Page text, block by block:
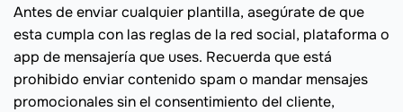
Antes de enviar cualquier plantilla, asegúrate de que
esta cumpla con las reglas de la red social, plataforma o
app de mensajería que uses. Recuerda que está
prohibido enviar contenido spam o mandar mensajes
promocionales sin el consentimiento del cliente,